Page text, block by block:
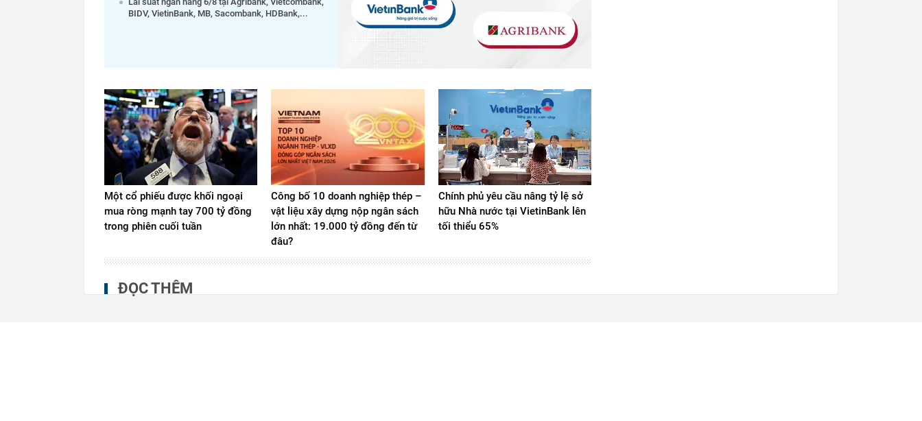
BIDV, VietinBank, MB, Sacombank, HDBank,...
Một cổ phiếu được khối ngoại
mua ròng mạnh tay 700 tỷ đồng
trong phiên cuối tuần
Công bố 10 doanh nghiệp thép –
vật liệu xây dựng nộp ngân sách
lớn nhất: 19.000 tỷ đồng đến từ
đâu?
Chính phủ yêu cầu nâng tỷ lệ sở
hữu Nhà nước tại VietinBank lên
tối thiểu 65%
ĐỌC THÊM